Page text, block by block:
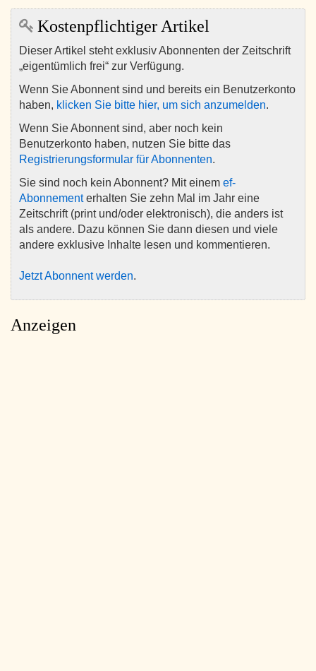
Kostenpflichtiger Artikel
Dieser Artikel steht exklusiv Abonnenten der Zeitschrift
„eigentümlich frei“ zur Verfügung.
Wenn Sie Abonnent sind und bereits ein Benutzerkonto
haben, klicken Sie bitte hier, um sich anzumelden.
Wenn Sie Abonnent sind, aber noch kein
Benutzerkonto haben, nutzen Sie bitte das
Registrierungsformular für Abonnenten.
Sie sind noch kein Abonnent? Mit einem ef-
Abonnementerhalten Sie zehn Mal im Jahr eine
Zeitschrift (print und/oder elektronisch), die anders ist
als andere. Dazu können Sie dann diesen und viele
andere exklusive Inhalte lesen und kommentieren.
Jetzt Abonnent werden.
Anzeigen